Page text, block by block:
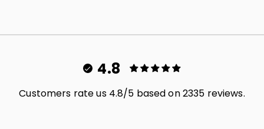
4.8
Customers rate us 4.8/5 based on 2335 reviews.